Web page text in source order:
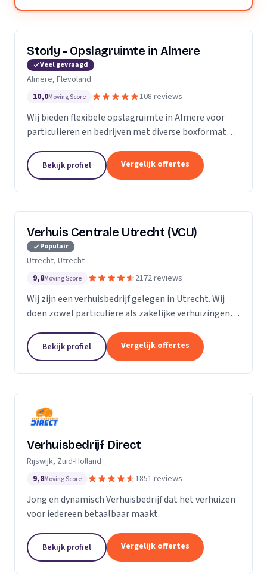
Storly - Opslagruimte in Almere
Veel gevraagd
Almere, Flevoland
10,0Moving Score 108 reviews
Wij bieden flexibele opslagruimte in Almere voor
particulieren en bedrijven met diverse boxformaten
Bekijk profiel Vergelijk offertes
Verhuis Centrale Utrecht (VCU)
Populair
Utrecht, Utrecht
9,8Moving Score 2172 reviews
Wij zijn een verhuisbedrijf gelegen in Utrecht. Wij
doen zowel particuliere als zakelijke verhuizingen.
opslag van inboedel, de- en montageservice,...
Bekijk profiel Vergelijk offertes
Verhuisbedrijf Direct
Rijswijk, Zuid-Holland
9,8Moving Score 1851 reviews
Jong en dynamisch Verhuisbedrijf dat het verhuizen
voor iedereen betaalbaar maakt.
Bekijk profiel Vergelijk offertes